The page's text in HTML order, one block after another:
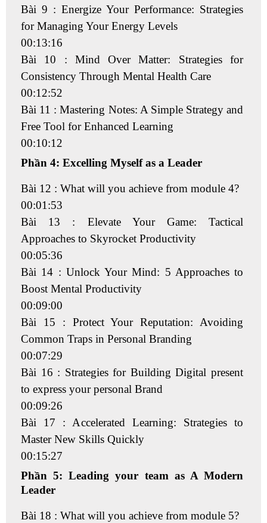
Bài 9 : Energize Your Performance: Strategies
for Managing Your Energy Levels
00:13:16
Bài 10 : Mind Over Matter: Strategies for
Consistency Through Mental Health Care
00:12:52
Bài 11 : Mastering Notes: A Simple Strategy and
Free Tool for Enhanced Learning
00:10:12
Phần 4: Excelling Myself as a Leader
Bài 12 : What will you achieve from module 4?
00:01:53
Bài 13 : Elevate Your Game: Tactical
Approaches to Skyrocket Productivity
00:05:36
Bài 14 : Unlock Your Mind: 5 Approaches to
Boost Mental Productivity
00:09:00
Bài 15 : Protect Your Reputation: Avoiding
Common Traps in Personal Branding
00:07:29
Bài 16 : Strategies for Building Digital present
to express your personal Brand
00:09:26
Bài 17 : Accelerated Learning: Strategies to
Master New Skills Quickly
00:15:27
Phần 5: Leading your team as A Modern
Leader
Bài 18 : What will you achieve from module 5?